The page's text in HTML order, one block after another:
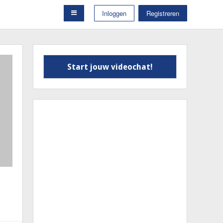
Inloggen Registreren
Start jouw videochat!